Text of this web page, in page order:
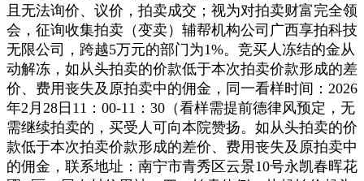
且无法询价、议价，拍卖成交；视为对拍卖财富完全领
会，征询收集拍卖（变卖）辅帮机构公司广西享拍科技
无限公司，跨越5万元的部门为1%。竞买人冻结的金从
动解冻，如从头拍卖的价款低于本次拍卖价款形成的差
价、费用丧失及原拍卖中的佣金，同一看样时间：2026
年2月28日11：00-11：30（看样需提前德律风预定，无
需继续拍卖的，买受人可向本院赞扬。如从头拍卖的价
款低于本次拍卖价款形成的差价、费用丧失及原拍卖中
的佣金，联系地址：南宁市青秀区云景10号永凯春晖花